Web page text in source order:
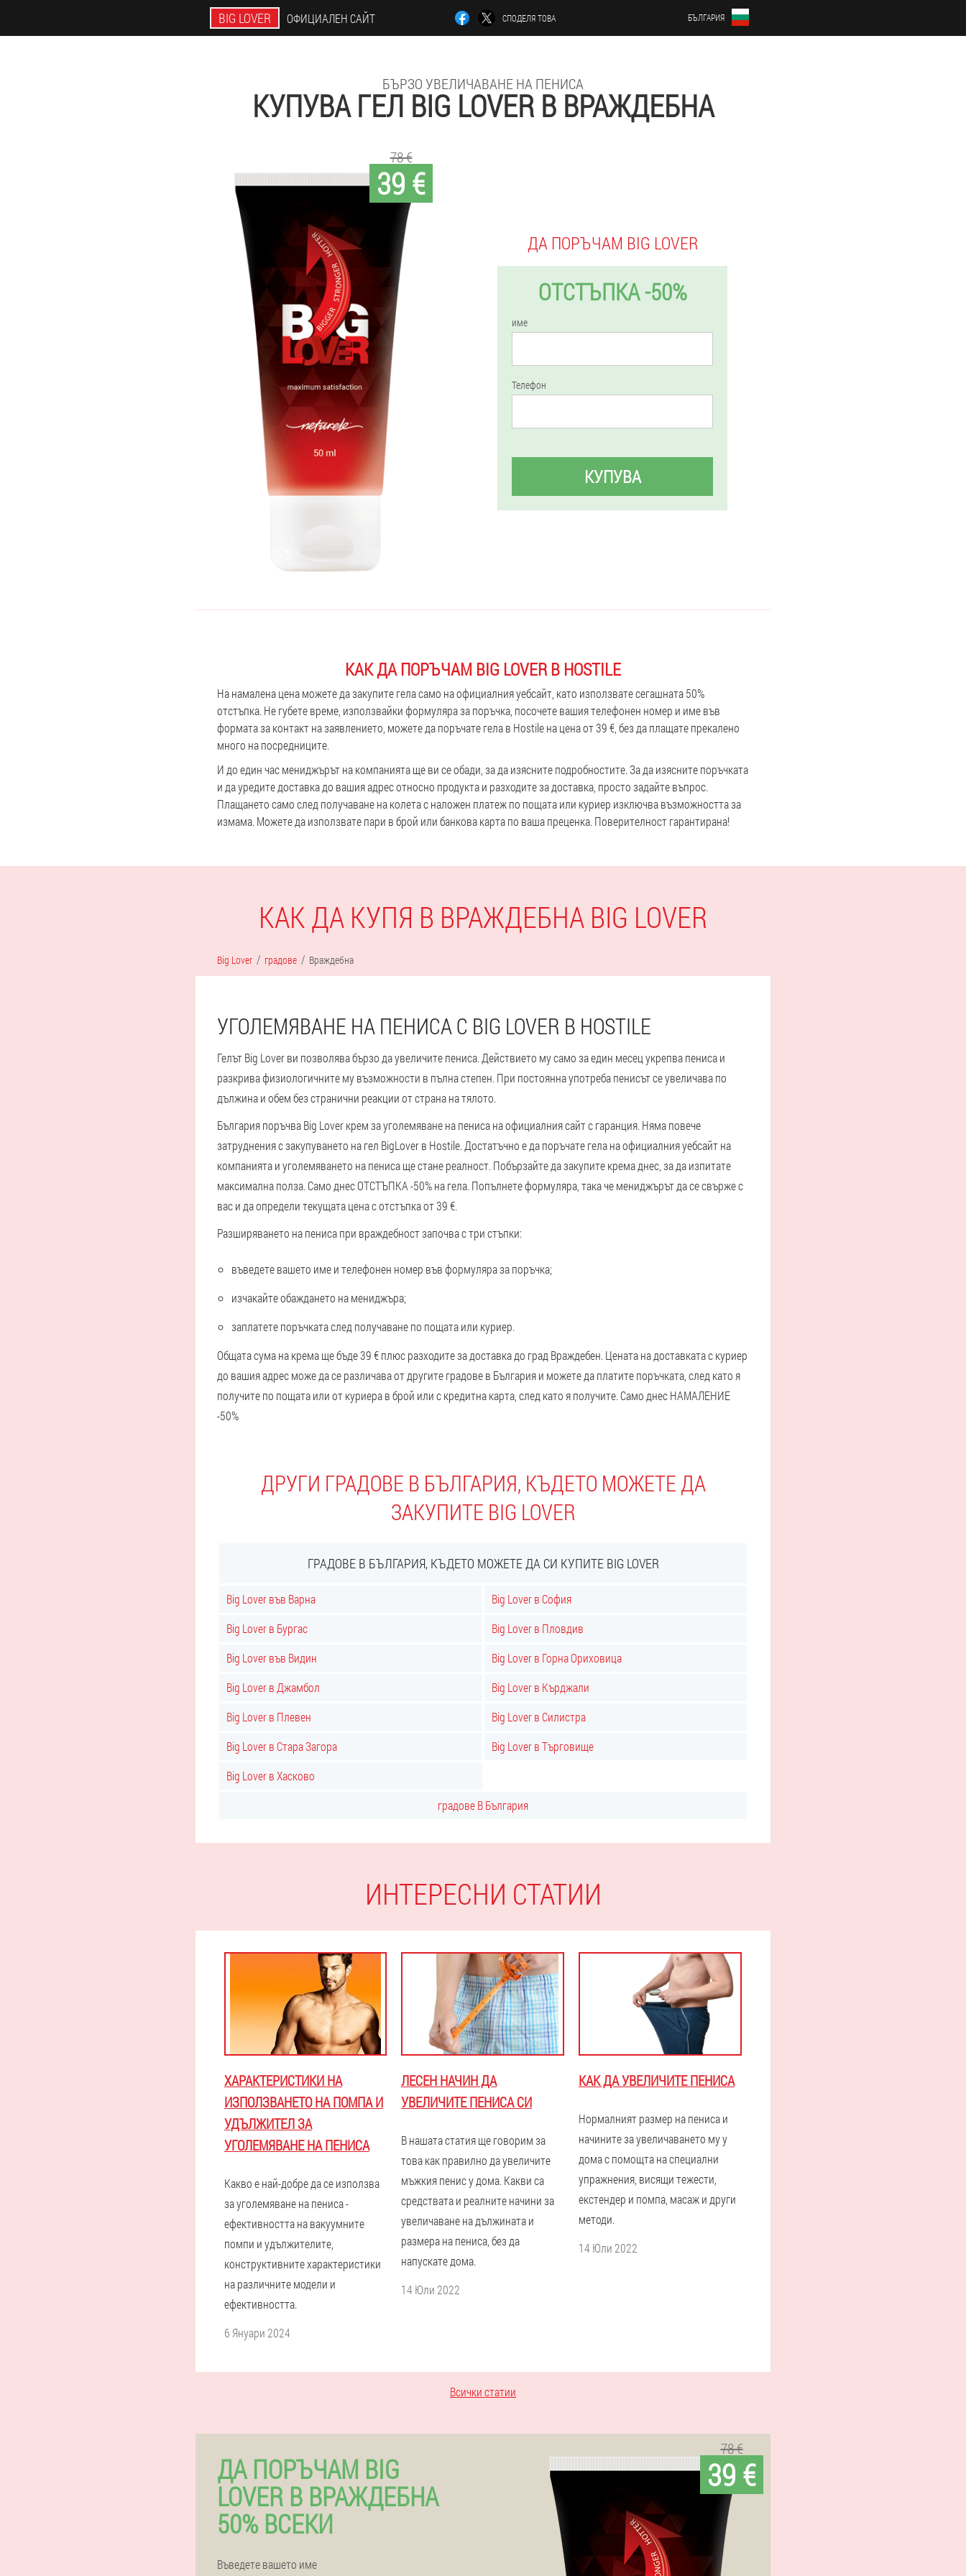
BIG LOVER ОФИЦИАЛЕН САЙТ СПОДЕЛЯ ТОВА БЪЛГАРИЯ
БЪРЗО УВЕЛИЧАВАНЕ НА ПЕНИСА
КУПУВА ГЕЛ BIG LOVER В ВРАЖДЕБНА
39 €
78 €
ДА ПОРЪЧАМ BIG LOVER
ОТСТЪПКА -50%
име
Телефон
КУПУВА
КАК ДА ПОРЪЧАМ BIG LOVER В HOSTILE
На намалена цена можете да закупите гела само на официалния уебсайт, като използвате сегашната 50%
отстъпка. Не губете време, използвайки формуляра за поръчка, посочете вашия телефонен номер и име във
формата за контакт на заявлението, можете да поръчате гела в Hostile на цена от 39 €, без да плащате прекалено
много на посредниците.
И до един час мениджърът на компанията ще ви се обади, за да изясните подробностите. За да изясните поръчката
и да уредите доставка до вашия адрес относно продукта и разходите за доставка, просто задайте въпрос.
Плащането само след получаване на колета с наложен платеж по пощата или куриер изключва възможността за
измама. Можете да използвате пари в брой или банкова карта по ваша преценка. Поверителност гарантирана!
КАК ДА КУПЯ В ВРАЖДЕБНА BIG LOVER
Big Lover градове Враждебна
УГОЛЕМЯВАНЕ НА ПЕНИСА С BIG LOVER В HOSTILE
Гелът Big Lover ви позволява бързо да увеличите пениса. Действието му само за един месец укрепва пениса и
разкрива физиологичните му възможности в пълна степен. При постоянна употреба пенисът се увеличава по
дължина и обем без странични реакции от страна на тялото.
България поръчва Big Lover крем за уголемяване на пениса на официалния сайт с гаранция. Няма повече
затруднения с закупуването на гел BigLover в Hostile. Достатъчно е да поръчате гела на официалния уебсайт на
компанията и уголемяването на пениса ще стане реалност. Побързайте да закупите крема днес, за да изпитате
максимална полза. Само днес ОТСТЪПКА -50% на гела. Попълнете формуляра, така че мениджърът да се свърже с
вас и да определи текущата цена с отстъпка от 39 €.
Разширяването на пениса при враждебност започва с три стъпки:
въведете вашето име и телефонен номер във формуляра за поръчка;
изчакайте обаждането на мениджъра;
заплатете поръчката след получаване по пощата или куриер.
Общата сума на крема ще бъде 39 € плюс разходите за доставка до град Враждебен. Цената на доставката с куриер
до вашия адрес може да се различава от другите градове в България и можете да платите поръчката, след като я
получите по пощата или от куриера в брой или с кредитна карта, след като я получите. Само днес НАМАЛЕНИЕ
-50%
ДРУГИ ГРАДОВЕ В БЪЛГАРИЯ, КЪДЕТО МОЖЕТЕ ДА
ЗАКУПИТЕ BIG LOVER
ГРАДОВЕ В БЪЛГАРИЯ, КЪДЕТО МОЖЕТЕ ДА СИ КУПИТЕ BIG LOVER
Big Lover във Варна
Big Lover в София
Big Lover в Бургас
Big Lover в Пловдив
Big Lover във Видин
Big Lover в Горна Ориховица
Big Lover в Джамбол
Big Lover в Кърджали
Big Lover в Плевен
Big Lover в Силистра
Big Lover в Стара Загора
Big Lover в Търговище
Big Lover в Хасково
градове В България
ИНТЕРЕСНИ СТАТИИ
ХАРАКТЕРИСТИКИ НА
ИЗПОЛЗВАНЕТО НА ПОМПА И
УДЪЛЖИТЕЛ ЗА
УГОЛЕМЯВАНЕ НА ПЕНИСА
Какво е най-добре да се използва
за уголемяване на пениса -
ефективността на вакуумните
помпи и удължителите,
конструктивните характеристики
на различните модели и
ефективността.
6 Януари 2024
ЛЕСЕН НАЧИН ДА
УВЕЛИЧИТЕ ПЕНИСА СИ
В нашата статия ще говорим за
това как правилно да увеличите
мъжкия пенис у дома. Какви са
средствата и реалните начини за
увеличаване на дължината и
размера на пениса, без да
напускате дома.
14 Юли 2022
КАК ДА УВЕЛИЧИТЕ ПЕНИСА
Нормалният размер на пениса и
начините за увеличаването му у
дома с помощта на специални
упражнения, висящи тежести,
екстендер и помпа, масаж и други
методи.
14 Юли 2022
Всички статии
ДА ПОРЪЧАМ BIG
LOVER В ВРАЖДЕБНА
50% ВСЕКИ
Въведете вашето име
78 €
39 €